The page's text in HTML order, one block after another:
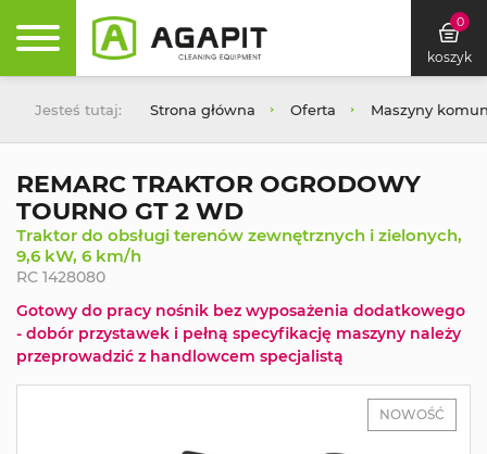
0
koszyk
Jesteś tutaj: Strona główna Oferta Maszyny
REMARC TRAKTOR OGRODOWY
TOURNO GT 2 WD
Traktor do obsługi terenów zewnętrznych i zielonych,
9,6 kW, 6 km/h
RC 1428080
Gotowy do pracy nośnik bez wyposażenia dodatkowego
- dobór przystawek i pełną specyfikację maszyny należy
przeprowadzić z handlowcem specjalistą
NOWOŚĆ